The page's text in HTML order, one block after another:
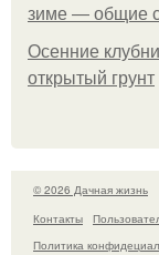
зиме — общие
Осенние
открытый грунт
© 2026 Дачная жизнь
Контакты
Политика